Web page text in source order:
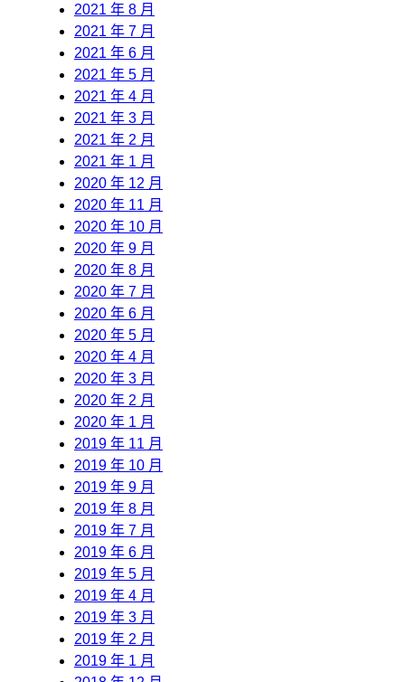
2021 年 8 月
2021 年 7 月
2021 年 6 月
2021 年 5 月
2021 年 4 月
2021 年 3 月
2021 年 2 月
2021 年 1 月
2020 年 12 月
2020 年 11 月
2020 年 10 月
2020 年 9 月
2020 年 8 月
2020 年 7 月
2020 年 6 月
2020 年 5 月
2020 年 4 月
2020 年 3 月
2020 年 2 月
2020 年 1 月
2019 年 11 月
2019 年 10 月
2019 年 9 月
2019 年 8 月
2019 年 7 月
2019 年 6 月
2019 年 5 月
2019 年 4 月
2019 年 3 月
2019 年 2 月
2019 年 1 月